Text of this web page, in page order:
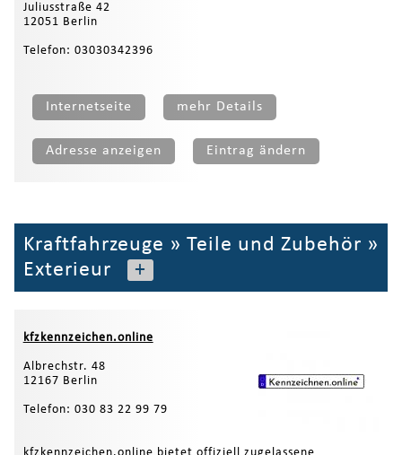
Juliusstraße 42
12051 Berlin
Telefon: 03030342396
Internetseite mehr Details
Adresse anzeigen Eintrag ändern
Kraftfahrzeuge » Teile und Zubehör »
Exterieur
+
kfzkennzeichen.online
Albrechstr. 48
12167 Berlin
Telefon: 030 83 22 99 79